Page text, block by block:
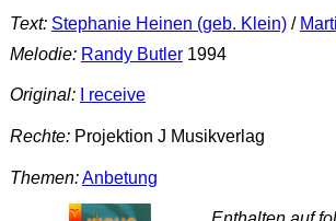
Text: Stephanie Heinen (geb. Klein)/
Melodie: Randy Butler1994
Original: I receive
Rechte:Projektion J Musikverlag
Themen:Anbetung